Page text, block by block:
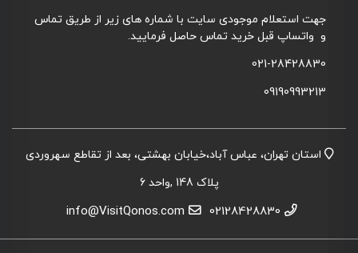
جهت استعلام موجودی سایت با شماره های زیر از طریق تماس
و واتساپ قبل خرید تماس حاصل فرمایید.
021-28428830
09190993213
استان تهران، عباس آباد،خیابان بهشتی، بعد از تقاطع سهروردی
پلاک 148 ,واحد 6
02128428830
info@VisitQonos.com